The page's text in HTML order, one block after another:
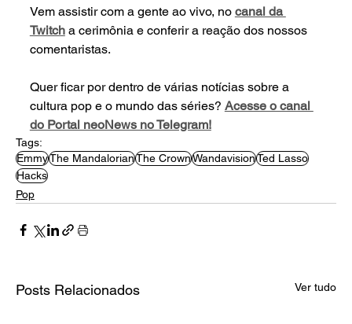
Vem assistir com a gente ao vivo, no canal da
Twitch a cerimônia e conferir a reação dos nossos
comentaristas.
Quer ficar por dentro de várias notícias sobre a
cultura pop e o mundo das séries? Acesse o canal
do Portal neoNews no Telegram!
Tags:
EmmyThe MandalorianThe CrownWandavisionTed Lasso
Hacks
Pop
Posts Relacionados Ver tudo